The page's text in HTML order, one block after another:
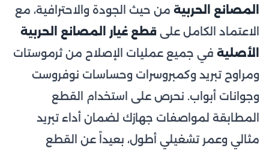
المصانع الحربية من حيث الجودة والاحترافية، مع
الاعتماد الكامل على قطع غيار المصانع الحربية
الأصلية في جميع عمليات الإصلاح من ثرموستات
ومراوح تبريد وكمبروسرات وحساسات نوفروست
وجوانات أبواب. نحرص على استخدام القطع
المطابقة لمواصفات جهازك لضمان أداء تبريد
مثالي وعمر تشغيلي أطول، بعيداً عن القطع